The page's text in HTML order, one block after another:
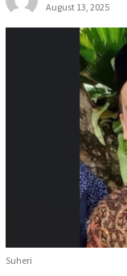
August 13, 2025
Suheri